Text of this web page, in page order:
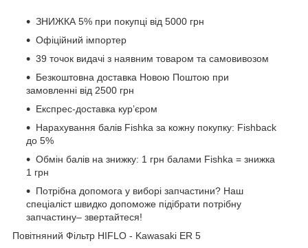
ЗНИЖКА 5% при покупці від 5000 грн
Офіційний імпортер
39 точок видачі з наявним товаром та самовивозом
Безкоштовна доставка Новою Поштою при
замовленні від 2500 грн
Експрес-доставка кур’єром
Нарахування балів Fishka за кожну покупку: Fishback
до 5%
Обмін балів на знижку: 1 грн балами Fishka = знижка
1 грн
Потрібна допомога у виборі запчастини? Наш
спеціаліст швидко допоможе підібрати потрібну
запчастину– звертайтеся!
Повітняний Фільтр HIFLO - Kawasaki ER 5